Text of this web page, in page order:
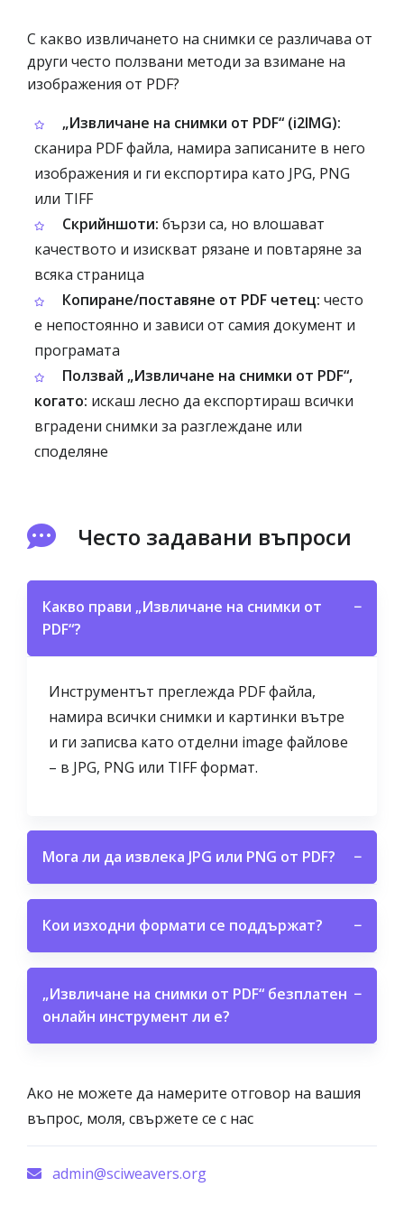
С какво извличането на снимки се различава от
други често ползвани методи за взимане на
изображения от PDF?
„Извличане на снимки от PDF“ (i2IMG):
сканира PDF файла, намира записаните в него
изображения и ги експортира като JPG, PNG
или TIFF
Скрийншоти: бързи са, но влошават
качеството и изискват рязане и повтаряне за
всяка страница
Копиране/поставяне от PDF четец: често
е непостоянно и зависи от самия документ и
програмата
Ползвай „Извличане на снимки от PDF“,
когато: искаш лесно да експортираш всички
вградени снимки за разглеждане или
споделяне
Често задавани въпроси
Какво прави „Извличане на снимки от
PDF“?
−
Инструментът преглежда PDF файла,
намира всички снимки и картинки вътре
и ги записва като отделни image файлове
– в JPG, PNG или TIFF формат.
Мога ли да извлека JPG или PNG от PDF? −
Кои изходни формати се поддържат? −
„Извличане на снимки от PDF“ безплатен
онлайн инструмент ли е?
−
Ако не можете да намерите отговор на вашия
въпрос, моля, свържете се с нас
admin@sciweavers.org